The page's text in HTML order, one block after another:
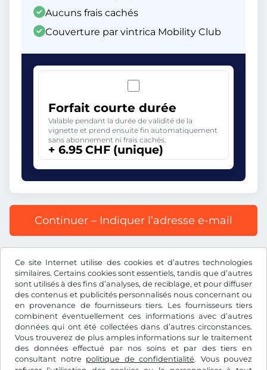
Ce site Internet utilise des cookies et d’autres technologies
similaires. Certains cookies sont essentiels, tandis que d’autres
sont utilisés à des fins d’analyses, de reciblage, et pour diffuser
des contenus et publicités personnalisés nous concernant ou
en provenance de fournisseurs tiers. Les fournisseurs tiers
combinent éventuellement ces informations avec d’autres
données qui ont été collectées dans d’autres circonstances.
Vous trouverez de plus amples informations sur le traitement
des données effectué par nos soins et par des tiers en
consultant notre politique de confidentialité. Vous pouvez
Aucuns frais cachés
Couverture par vintrica Mobility Club
Forfait courte durée
Valable pendant la durée de validité de la
vignette et prend ensuite fin automatiquement
sans abonnement ni frais cachés.
+ 6.95 CHF (unique)
Continuer – Indiquer l’adresse e-mail
compris les frais d’enregistrement et la TVA.
CHF
Facebook Instagram